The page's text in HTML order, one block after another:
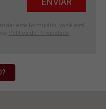
este formulário, você está
Política de Privacidade